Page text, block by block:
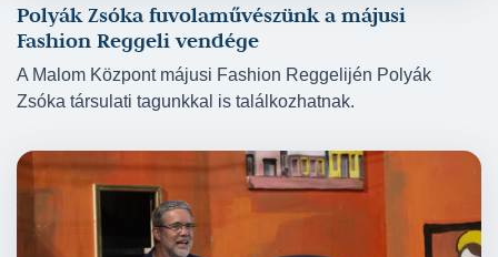
Polyák Zsóka fuvolaművészünk a májusi
Fashion Reggeli vendége
A Malom Központ májusi Fashion Reggelijén Polyák
Zsóka társulati tagunkkal is találkozhatnak.